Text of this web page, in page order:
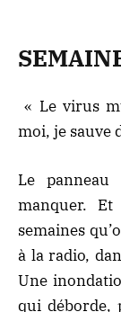
« Le virus
moi, je sauve
Le
manquer.
semaines
à la radio,
Une
qui déborde,